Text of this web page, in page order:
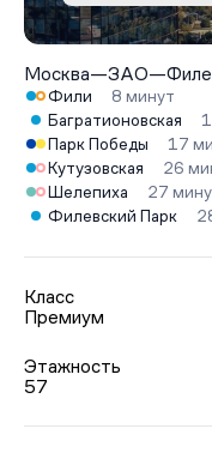
Москва—ЗАО—
Фили
8 минут
Багратионовская
Парк Победы
17
Кутузовская
26
Шелепиха
27
Филевский Парк
Класс
Премиум
Этажность
57